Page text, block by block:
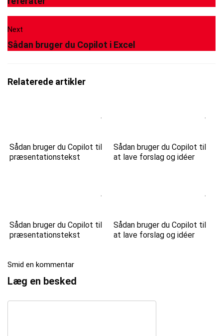
Next
Sådan bruger du Copilot i Excel
Relaterede artikler
Sådan bruger du Copilot til
præsentationstekst
Sådan bruger du Copilot til
at lave forslag og idéer
Sådan bruger du Copilot til
præsentationstekst
Sådan bruger du Copilot til
at lave forslag og idéer
Smid en kommentar
Læg en besked